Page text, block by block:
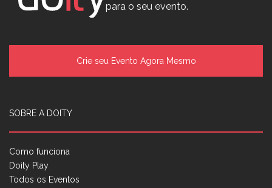
para o seu evento.
Crie seu Evento Agora Mesmo
SOBRE A DOITY
Como funciona
Doity Play
Todos os Eventos